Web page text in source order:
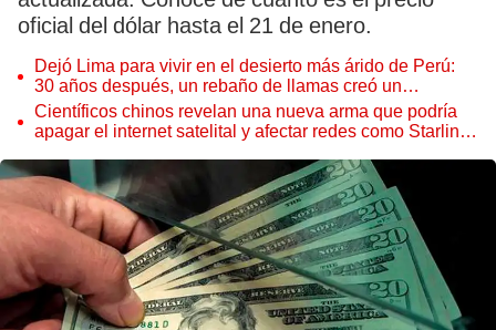
oficial del dólar hasta el 21 de enero.
Dejó Lima para vivir en el desierto más árido de Perú:
30 años después, un rebaño de llamas creó un
sorprendente ecosistema
Científicos chinos revelan una nueva arma que podría
apagar el internet satelital y afectar redes como Starlink